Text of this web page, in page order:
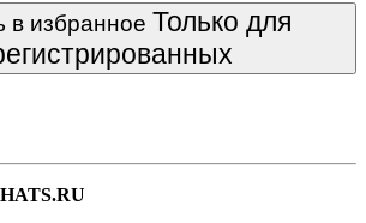
в избранное Только для